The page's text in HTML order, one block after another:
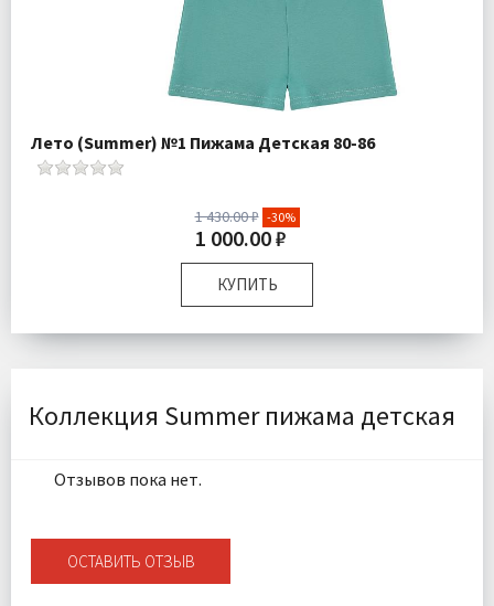
Лето (Summer) №1 Пижама Детская 80-86
1 430.00 ₽ -30%
1 000.00 ₽
КУПИТЬ
Размер:
80-86
Доставка:
Коллекция Summer пижама детская
Отзывов пока нет.
ОСТАВИТЬ ОТЗЫВ